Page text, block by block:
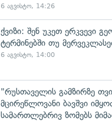
6 აგვისტო, 14:26
ქვიზი: შენ უკეთ ერკვევი
ტერმინებში თუ
6 აგვისტო, 14:00
"რუსთაველის გამზირზე
მცირეწლოვანი ბავშვი
სამართლებრივ ზომებს